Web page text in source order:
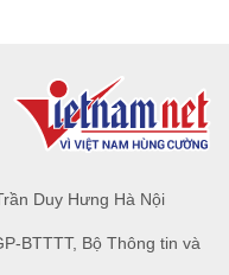
Duy Hưng Hà Nội
BTTTT, Bộ Thông tin và